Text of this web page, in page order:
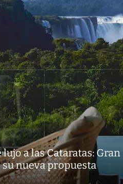
lujo a las Cataratas: Gran
nueva propuesta